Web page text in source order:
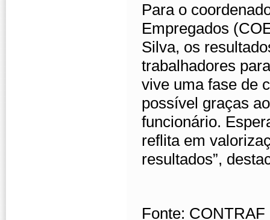
Para o
Empregados
Silva, os
trabalhadores
vive uma fase de
possível graças
funcionário.
reflita em
resultados”,
Fonte: CONTRAF